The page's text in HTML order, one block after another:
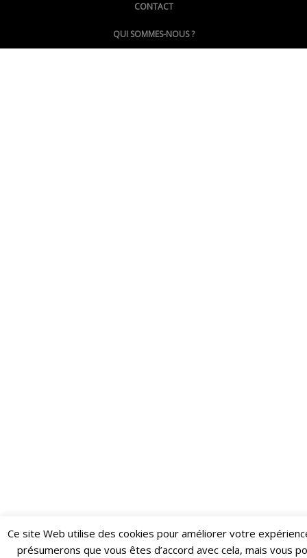
CONTACT
QUI SOMMES-NOUS ?
Restez informé·e des dernières actualités du Poing !
Ce site Web utilise des cookies pour améliorer votre
présumerons que vous êtes d’accord avec cela, mais vous